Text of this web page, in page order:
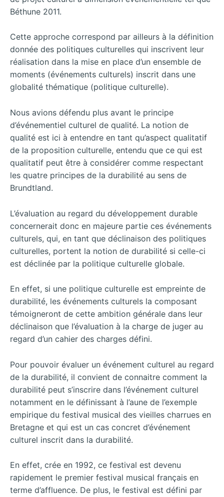
Béthune 2011.
Cette approche correspond par ailleurs à la définition
donnée des politiques culturelles qui inscrivent leur
réalisation dans la mise en place d’un ensemble de
moments (événements culturels) inscrit dans une
globalité thématique (politique culturelle).
Nous avions défendu plus avant le principe
d’événementiel culturel de qualité. La notion de
qualité est ici à entendre en tant qu’aspect qualitatif
de la proposition culturelle, entendu que ce qui est
qualitatif peut être à considérer comme respectant
les quatre principes de la durabilité au sens de
Brundtland.
L’évaluation au regard du développement durable
concernerait donc en majeure partie ces événements
culturels, qui, en tant que déclinaison des politiques
culturelles, portent la notion de durabilité si celle-ci
est déclinée par la politique culturelle globale.
En effet, si une politique culturelle est empreinte de
durabilité, les événements culturels la composant
témoigneront de cette ambition générale dans leur
déclinaison que l’évaluation à la charge de juger au
regard d’un cahier des charges défini.
Pour pouvoir évaluer un événement culturel au regard
de la durabilité, il convient de connaitre comment la
durabilité peut s’inscrire dans l’événement culturel
notamment en le définissant à l’aune de l’exemple
empirique du festival musical des vieilles charrues en
Bretagne et qui est un cas concret d’événement
culturel inscrit dans la durabilité.
En effet, crée en 1992, ce festival est devenu
rapidement le premier festival musical français en
terme d’affluence. De plus, le festival est défini par